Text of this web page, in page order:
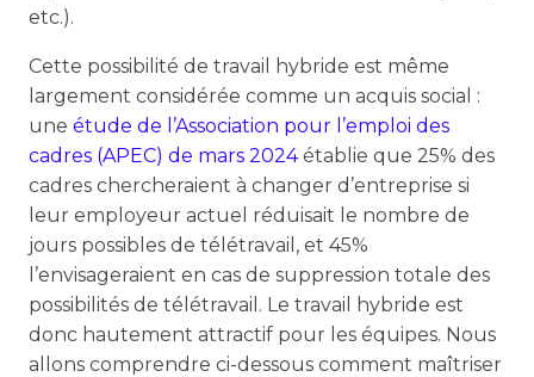
etc.).
Cette possibilité de travail hybride est même
largement considérée comme un acquis social :
une étude de l’Association pour l’emploi des
cadres (APEC) de mars 2024établie que 25% des
cadres chercheraient à changer d’entreprise si
leur employeur actuel réduisait le nombre de
jours possibles de télétravail, et 45%
l’envisageraient en cas de suppression totale des
possibilités de télétravail. Le travail hybride est
donc hautement attractif pour les équipes. Nous
allons comprendre ci-dessous comment maîtriser